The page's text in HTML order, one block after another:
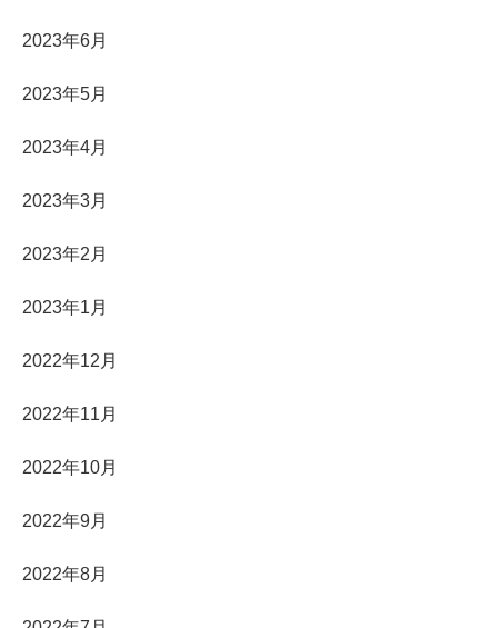
2023年6月
2023年5月
2023年4月
2023年3月
2023年2月
2023年1月
2022年12月
2022年11月
2022年10月
2022年9月
2022年8月